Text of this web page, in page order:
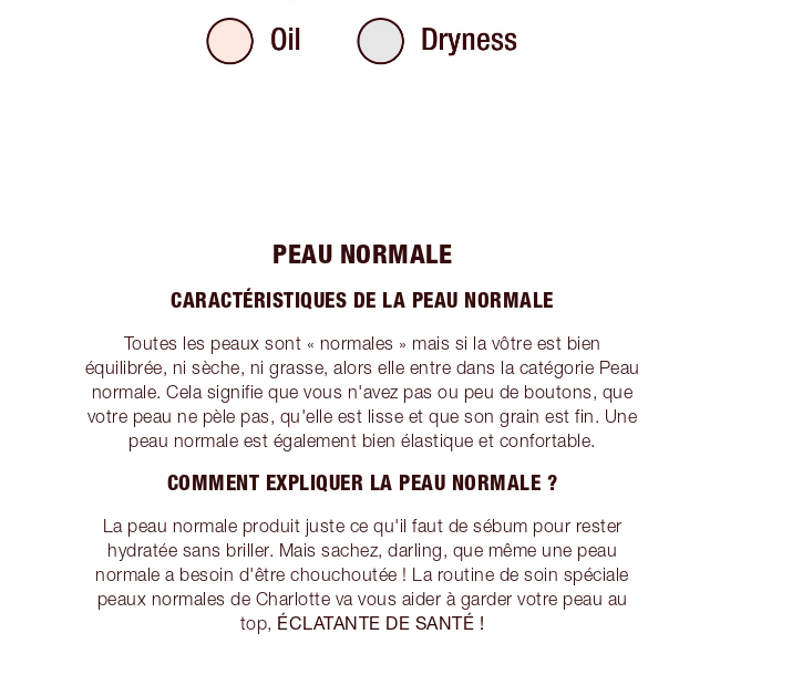
PEAU NORMALE
CARACTÉRISTIQUES DE LA PEAU NORMALE
Toutes les peaux sont « normales » mais si la vôtre est bien
équilibrée, ni sèche, ni grasse, alors elle entre dans la catégorie Peau
normale. Cela signifie que vous n'avez pas ou peu de boutons, que
votre peau ne pèle pas, qu'elle est lisse et que son grain est fin. Une
peau normale est également bien élastique et confortable.
COMMENT EXPLIQUER LA PEAU NORMALE ?
La peau normale produit juste ce qu'il faut de sébum pour rester
hydratée sans briller. Mais sachez, darling, que même une peau
normale a besoin d'être chouchoutée ! La routine de soin spéciale
peaux normales de Charlotte va vous aider à garder votre peau au
top, ÉCLATANTE DE SANTÉ !